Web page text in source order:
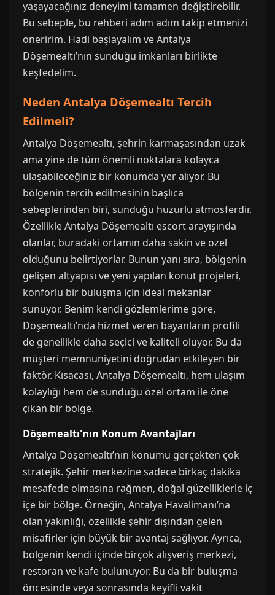
yaşayacağınız deneyimi tamamen değiştirebilir.
Bu sebeple, bu rehberi adım adım takip etmenizi
öneririm. Hadi başlayalım ve Antalya
Döşemealtı’nın sunduğu imkanları birlikte
keşfedelim.
Neden Antalya Döşemealtı Tercih
Edilmeli?
Antalya Döşemealtı, şehrin karmaşasından uzak
ama yine de tüm önemli noktalara kolayca
ulaşabileceğiniz bir konumda yer alıyor. Bu
bölgenin tercih edilmesinin başlıca
sebeplerinden biri, sunduğu huzurlu atmosferdir.
Özellikle Antalya Döşemealtı escort arayışında
olanlar, buradaki ortamın daha sakin ve özel
olduğunu belirtiyorlar. Bunun yanı sıra, bölgenin
gelişen altyapısı ve yeni yapılan konut projeleri,
konforlu bir buluşma için ideal mekanlar
sunuyor. Benim kendi gözlemlerime göre,
Döşemealtı’nda hizmet veren bayanların profili
de genellikle daha seçici ve kaliteli oluyor. Bu da
müşteri memnuniyetini doğrudan etkileyen bir
faktör. Kısacası, Antalya Döşemealtı, hem ulaşım
kolaylığı hem de sunduğu özel ortam ile öne
çıkan bir bölge.
Döşemealtı'nın Konum Avantajları
Antalya Döşemealtı’nın konumu gerçekten çok
stratejik. Şehir merkezine sadece birkaç dakika
mesafede olmasına rağmen, doğal güzelliklerle iç
içe bir bölge. Örneğin, Antalya Havalimanı’na
olan yakınlığı, özellikle şehir dışından gelen
misafirler için büyük bir avantaj sağlıyor. Ayrıca,
bölgenin kendi içinde birçok alışveriş merkezi,
restoran ve kafe bulunuyor. Bu da bir buluşma
öncesinde veya sonrasında keyifli vakit